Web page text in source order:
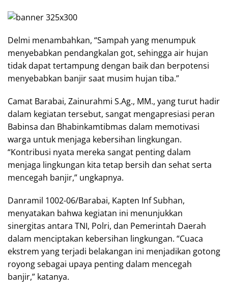
Delmi menambahkan, “Sampah yang menumpuk
menyebabkan pendangkalan got, sehingga air hujan
tidak dapat tertampung dengan baik dan berpotensi
menyebabkan banjir saat musim hujan tiba.”
Camat Barabai, Zainurahmi S.Ag., MM., yang turut hadir
dalam kegiatan tersebut, sangat mengapresiasi peran
Babinsa dan Bhabinkamtibmas dalam memotivasi
warga untuk menjaga kebersihan lingkungan.
“Kontribusi nyata mereka sangat penting dalam
menjaga lingkungan kita tetap bersih dan sehat serta
mencegah banjir,” ungkapnya.
Danramil 1002-06/Barabai, Kapten Inf Subhan,
menyatakan bahwa kegiatan ini menunjukkan
sinergitas antara TNI, Polri, dan Pemerintah Daerah
dalam menciptakan kebersihan lingkungan. “Cuaca
ekstrem yang terjadi belakangan ini menjadikan gotong
royong sebagai upaya penting dalam mencegah
banjir,” katanya.